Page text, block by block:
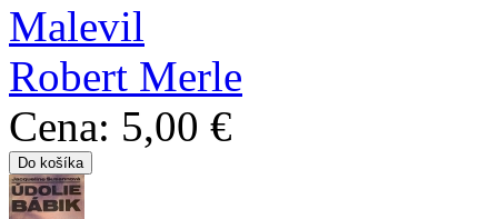
Malevil
Robert Merle
Cena: 5,00 €